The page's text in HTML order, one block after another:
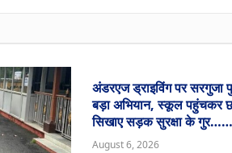
अंडरएज ड्राइविंग पर सरगुजा
बड़ा अभियान, स्कूल पहुंचकर
सिखाए सड़क सुरक्षा के
August 6, 2026